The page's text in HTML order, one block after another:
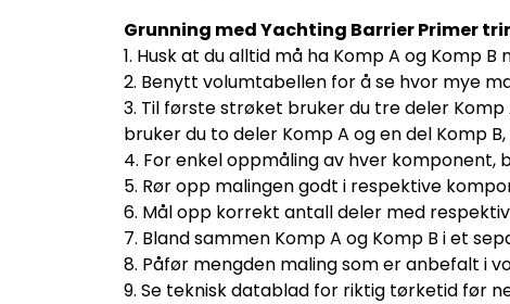
Grunning med Yachting Barrier Primer
1. Husk at du alltid må ha Komp A og Komp
2. Benytt volumtabellen for å se hvor mye
3. Til første strøket bruker du tre deler
bruker du to deler Komp A og en del Komp
4. For enkel oppmåling av hver
5. Rør opp malingen godt i respektive
6. Mål opp korrekt antall deler med
7. Bland sammen Komp A og Komp B i et
8. Påfør mengden maling som er anbefalt i
9. Se teknisk datablad for riktig tørketid før